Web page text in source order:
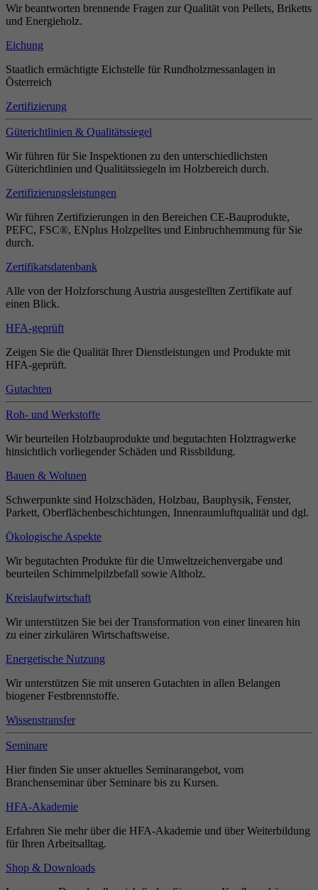
Wir beantworten brennende Fragen zur Qualität von Pellets, Briketts
und Energieholz.
Eichung
Staatlich ermächtigte Eichstelle für Rundholzmessanlagen in
Österreich
Zertifizierung
Güterichtlinien & Qualitätssiegel
Wir führen für Sie Inspektionen zu den unterschiedlichsten
Güterichtlinien und Qualitätssiegeln im Holzbereich durch.
Zertifizierungsleistungen
Wir führen Zertifizierungen in den Bereichen CE-Bauprodukte,
PEFC, FSC®, ENplus Holzpelltes und Einbruchhemmung für Sie
durch.
Zertifikatsdatenbank
Alle von der Holzforschung Austria ausgestellten Zertifikate auf
einen Blick.
HFA-geprüft
Zeigen Sie die Qualität Ihrer Dienstleistungen und Produkte mit
HFA-geprüft.
Gutachten
Roh- und Werkstoffe
Wir beurteilen Holzbauprodukte und begutachten Holztragwerke
hinsichtlich vorliegender Schäden und Rissbildung.
Bauen & Wohnen
Schwerpunkte sind Holzschäden, Holzbau, Bauphysik, Fenster,
Parkett, Oberflächenbeschichtungen, Innenraumluftqualität und dgl.
Ökologische Aspekte
Wir begutachten Produkte für die Umweltzeichenvergabe und
beurteilen Schimmelpilzbefall sowie Altholz.
Kreislaufwirtschaft
Wir unterstützen Sie bei der Transformation von einer linearen hin
zu einer zirkulären Wirtschaftsweise.
Energetische Nutzung
Wir unterstützen Sie mit unseren Gutachten in allen Belangen
biogener Festbrennstoffe.
Wissenstransfer
Seminare
Hier finden Sie unser aktuelles Seminarangebot, vom
Branchenseminar über Seminare bis zu Kursen.
HFA-Akademie
Erfahren Sie mehr über die HFA-Akademie und über Weiterbildung
für Ihren Arbeitsalltag.
Shop & Downloads